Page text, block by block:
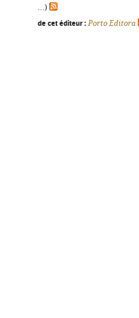
...)
de cet éditeur : Porto Editora